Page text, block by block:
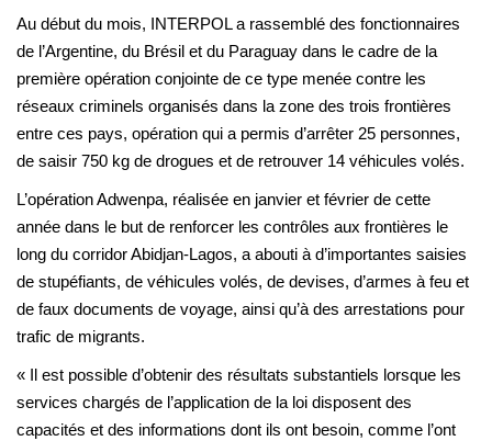
Au début du mois, INTERPOL a rassemblé des fonctionnaires
de l’Argentine, du Brésil et du Paraguay dans le cadre de la
première opération conjointe de ce type menée contre les
réseaux criminels organisés dans la zone des trois frontières
entre ces pays, opération qui a permis d’arrêter 25 personnes,
de saisir 750 kg de drogues et de retrouver 14 véhicules volés.
L’opération Adwenpa, réalisée en janvier et février de cette
année dans le but de renforcer les contrôles aux frontières le
long du corridor Abidjan-Lagos, a abouti à d’importantes saisies
de stupéfiants, de véhicules volés, de devises, d’armes à feu et
de faux documents de voyage, ainsi qu’à des arrestations pour
trafic de migrants.
« Il est possible d’obtenir des résultats substantiels lorsque les
services chargés de l’application de la loi disposent des
capacités et des informations dont ils ont besoin, comme l’ont